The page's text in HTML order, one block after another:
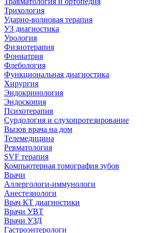
Трихология
Ударно-волновая терапия
УЗ диагностика
Урология
Физиотерапия
Фониатрия
Флебология
Функциональная диагностика
Хирургия
Эндокринология
Эндоскопия
Психотерапия
Сурдология и слухопротезирование
Вызов врача на дом
Телемедицина
Ревматология
SVF терапия
Компьютерная томография зубов
Врачи
Аллергологи-иммунологи
Анестезиологи
Врач КТ диагностики
Врачи УВТ
Врачи УЗД
Гастроэнтерологи